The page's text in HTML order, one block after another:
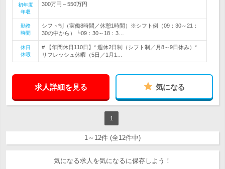
初年度
年収
300万円～550万円
勤務
時間
シフト制（実働8時間／休憩1時間）※シフト例（09：30～21：
30の中から）┗09：30～18：3…
休日
休暇
# 【年間休日110日】* 週休2日制（シフト制／月8～9日休み）*
リフレッシュ休暇（5日／1月1…
求人詳細を見る 気になる
1
1～12件 (全12件中)
気になる求人を気になるに保存しよう！